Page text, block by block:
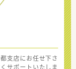
都支店にお任せ下さ
サポートいたしま